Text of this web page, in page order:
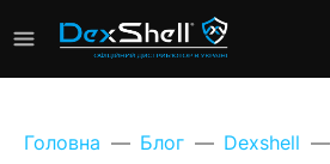
Головна Блог Dexshell